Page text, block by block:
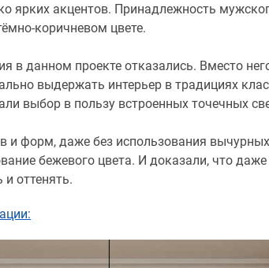
акцентов. Принадлежность
коричневом цвете.
в данном проекте отказались. Вместо
выдержать интерьер в традициях
выбор в пользу встроенных точечных
и форм, даже без использования
бежевого цвета. И доказали, что
оттенять.